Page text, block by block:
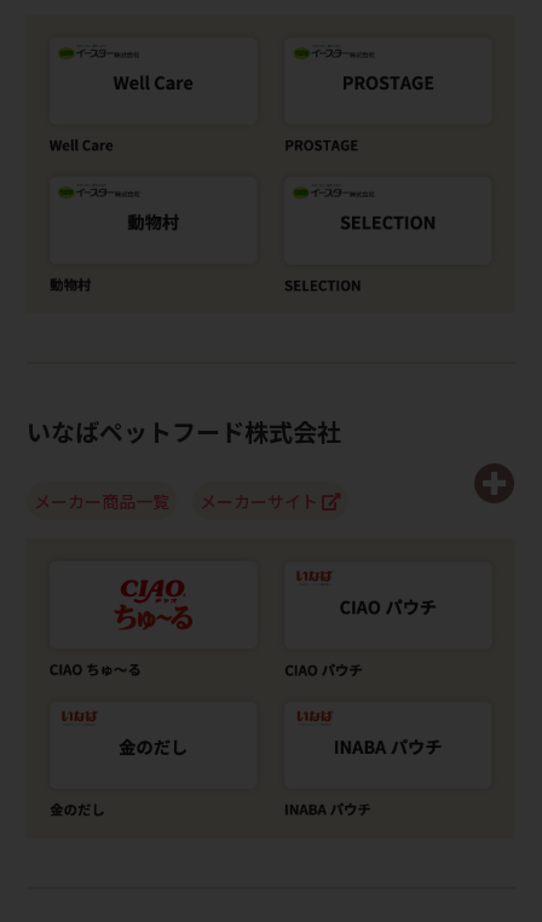
いなばペットフード株式会社
メーカー商品一覧 メーカーサイト